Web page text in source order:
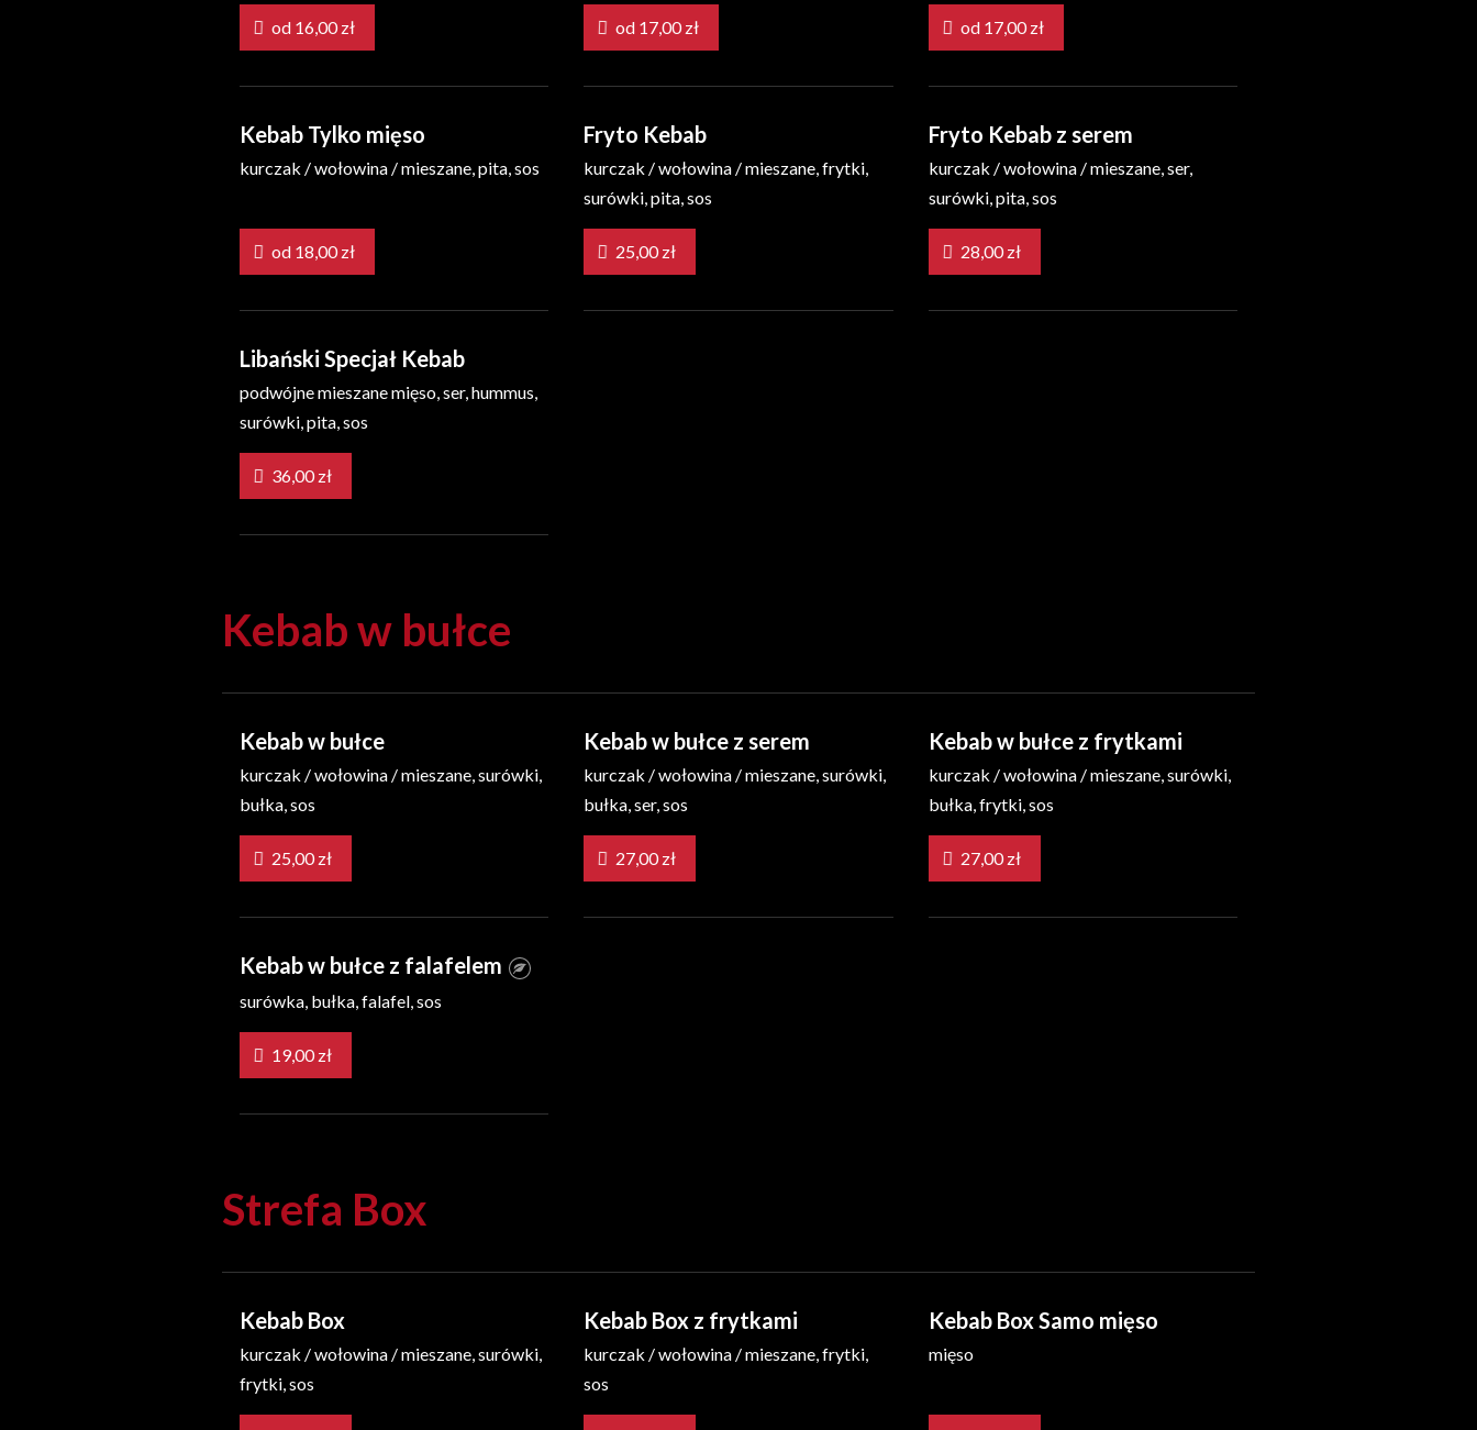
Kebab Tylko mięso
kurczak / wołowina / mieszane, pita, sos
Fryto Kebab
kurczak / wołowina / mieszane, frytki,
surówki, pita, sos
Fryto Kebab z serem
kurczak / wołowina / mieszane, ser,
surówki, pita, sos
Libański Specjał Kebab
podwójne mieszane mięso, ser, hummus,
surówki, pita, sos
Kebab w bułce
Kebab w bułce
kurczak / wołowina / mieszane, surówki,
bułka, sos
Kebab w bułce z serem
kurczak / wołowina / mieszane, surówki,
bułka, ser, sos
Kebab w bułce z frytkami
kurczak / wołowina / mieszane, surówki,
bułka, frytki, sos
Kebab w bułce z falafelem
surówka, bułka, falafel, sos
Strefa Box
Kebab Box
kurczak / wołowina / mieszane, surówki,
frytki, sos
Kebab Box z frytkami
kurczak / wołowina / mieszane, frytki,
sos
Kebab Box Samo mięso
mięso